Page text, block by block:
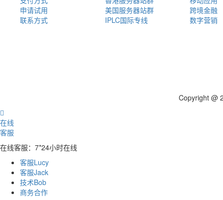
申请试用
联系方式
美国服务器站群
IPLC国际专线
跨境金融
数字营销
Copyright @

在线
客服
在线客服：7*24小时在线
客服Lucy
客服Jack
技术Bob
商务合作